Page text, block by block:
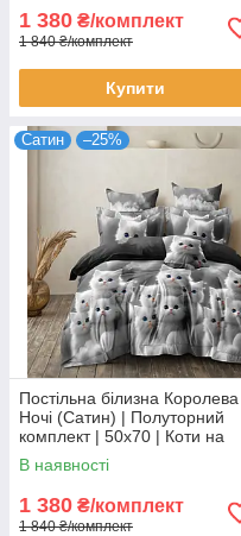
1 380 ₴/комплект
1 840 ₴/комплект
Купити
Сатин –25%
Постільна білизна Королева
Ночі (Сатин) | Полуторний
комплект | 50х70 | Коти на
сірому
В наявності
1 380 ₴/комплект
1 840 ₴/комплект